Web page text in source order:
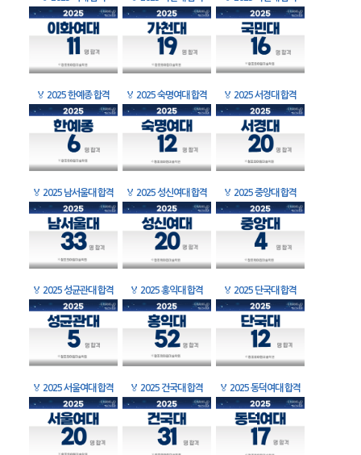
🏅 2025 한예종 합격 🏅 2025 숙명여대 합격 🏅 2025 서경대 합격
🏅 2025 남서울대 합격 🏅 2025 성신여대 합격 🏅 2025 중앙대 합격
🏅 2025 성균관대 합격 🏅 2025 홍익대 합격 🏅 2025 단국대 합격
🏅 2025 서울여대 합격 🏅 2025 건국대 합격 🏅 2025 동덕여대 합격